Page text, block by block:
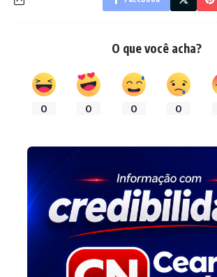
O que você acha?
0 0 0 0